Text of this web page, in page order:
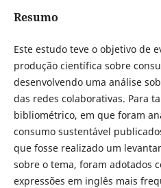
Resumo
Este estudo teve o objetivo de
produção científica sobre
desenvolvendo uma análise
das redes colaborativas. Para
bibliométrico, em que foram
consumo sustentável
que fosse realizado um
sobre o tema, foram adotados
expressões em inglês mais